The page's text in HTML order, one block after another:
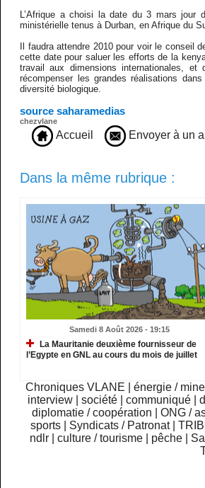
L’Afrique a choisi la date du 3 mars jour
ministérielle tenus à Durban, en Afrique du
Il faudra attendre 2010 pour voir le conseil
cette date pour saluer les efforts de la
travail aux dimensions internationales,
récompenser les grandes réalisations
diversité biologique.
source saharamedias
chezvlane
Accueil Envoyer à un
Dans la même rubrique :
Samedi 8 Août 2026 - 19:15
La Mauritanie deuxième fournisseur de
l’Egypte en GNL au cours du mois de juillet
Chroniques VLANE énergie /
interview
|société |communiqué |
diplomatie / coopération
ONG /
sports
Syndicats / Patronat
ndlr
|culture / tourisme pêche